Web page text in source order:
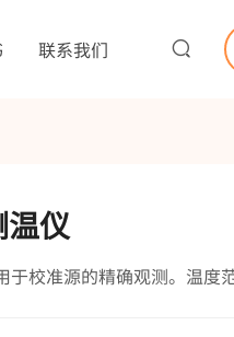
温仪
校准源的精确观测。温度
联系我们